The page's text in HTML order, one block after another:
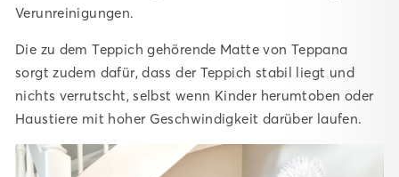
Verunreinigungen.
Die zu dem Teppich gehörende Matte von Teppana
sorgt zudem dafür, dass der Teppich stabil liegt und
nichts verrutscht, selbst wenn Kinder herumtoben oder
Haustiere mit hoher Geschwindigkeit darüber laufen.